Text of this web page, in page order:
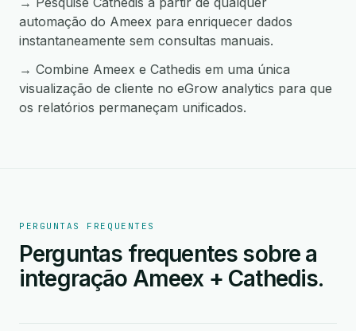
automação do Ameex para enriquecer dados
instantaneamente sem consultas manuais.
→ Combine Ameex e Cathedis em uma única
visualização de cliente no eGrow analytics para que
os relatórios permaneçam unificados.
PERGUNTAS FREQUENTES
Perguntas frequentes sobre a
integração Ameex + Cathedis.